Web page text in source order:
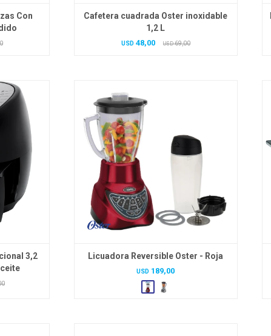
Con
Cafetera cuadrada Oster inoxidable
1,2 L
USD 48,00 USD 69,00
3,2
Licuadora Reversible Oster - Roja
USD 189,00